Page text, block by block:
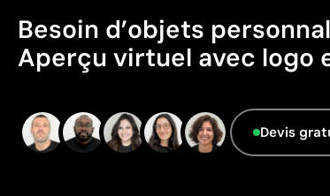
Besoin d’objets
Aperçu virtuel avec logo
Devis